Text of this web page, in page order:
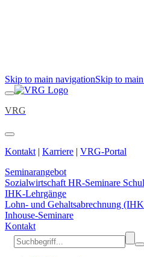
Skip to main navigationSkip to
VRG
Kontakt | Karriere | VRG-Portal
Seminarangebot
Sozialwirtschaft HR-Seminare
IHK-Lehrgänge
Lohn- und Gehaltsabrechnung
Inhouse-Seminare
Kontakt